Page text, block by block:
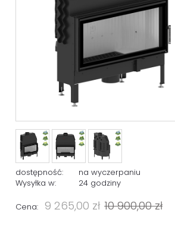
dostępność:
na wyczerpaniu
Wysyłka w:
24 godziny
Cena: 9 265,00 zł 10 900,00 zł